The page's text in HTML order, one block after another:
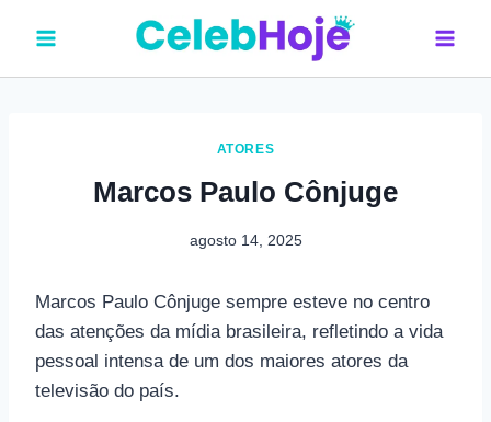
o
ATORES
Marcos Paulo Cônjuge
agosto 14, 2025
Marcos Paulo Cônjuge sempre esteve no centro
das atenções da mídia brasileira, refletindo a vida
pessoal intensa de um dos maiores atores da
televisão do país.